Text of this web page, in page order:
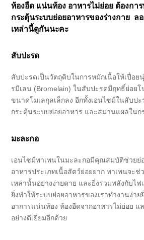
ท้องอืด แน่นท้อง อาหารไม่ย่อย ต้องกา
กระตุ้นระบบย่อยอาหารของร่างกาย ล
เหล่านี้ดูกันนะคะ
สับปะรด
สับปะรดเป็นวัตถุดิบในการหมักเนื้อให้เปื่อย
รมีเลน (Bromelain) ในสับปะรดมีฤทธิ์ย่อย
ขนาดโมเลกุลเล็กลง อีกทั้งเอนไซม์ในสับป
กระตุ้นระบบย่อยอาหาร และสมานแผลในก
มะละกอ
เอนไซม์พาเพนในมะละกอมีคุณสมบัติช่วยย่
อาหารประเภทเนื้อสัตว์ย่อยยาก พาเพนจะช่
เหล่านั้นอย่างง่ายดาย และยิ่งรวมพลังกับไ
ยิ่งทำให้ระบบย่อยอาหารของเราทำงานง่า
อาการแน่นท้อง ท้องอืดจากอาหารไม่ย่อย แ
อย่างดีเยี่ยมอีกด้วย